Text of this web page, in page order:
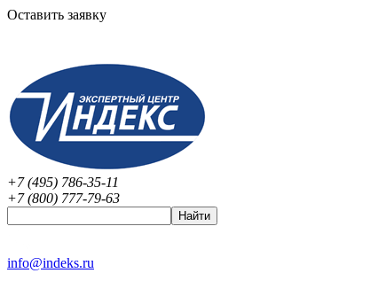
Оставить заявку
+7 (495) 786-35-11
+7 (800) 777-79-63
info@indeks.ru